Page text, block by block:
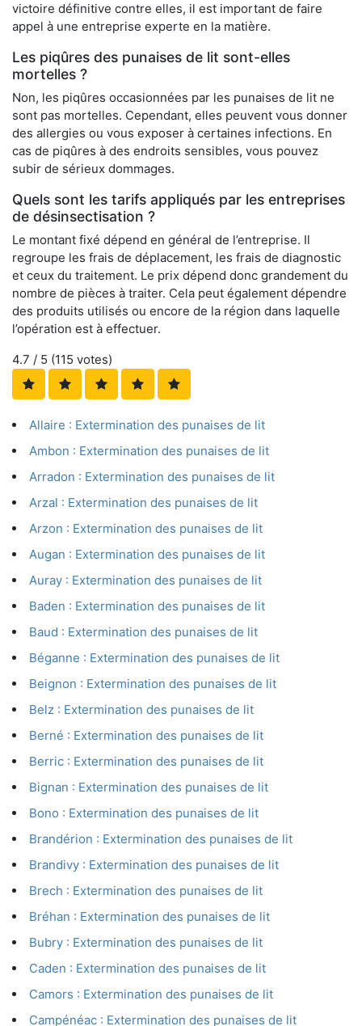
victoire définitive contre elles, il est important de faire
appel à une entreprise experte en la matière.
Les piqûres des punaises de lit sont-elles
mortelles ?
Non, les piqûres occasionnées par les punaises de lit ne
sont pas mortelles. Cependant, elles peuvent vous donner
des allergies ou vous exposer à certaines infections. En
cas de piqûres à des endroits sensibles, vous pouvez
subir de sérieux dommages.
Quels sont les tarifs appliqués par les entreprises
de désinsectisation ?
Le montant fixé dépend en général de l’entreprise. Il
regroupe les frais de déplacement, les frais de diagnostic
et ceux du traitement. Le prix dépend donc grandement du
nombre de pièces à traiter. Cela peut également dépendre
des produits utilisés ou encore de la région dans laquelle
l’opération est à effectuer.
4.7 / 5 (115 votes)
Allaire : Extermination des punaises de lit
Ambon : Extermination des punaises de lit
Arradon : Extermination des punaises de lit
Arzal : Extermination des punaises de lit
Arzon : Extermination des punaises de lit
Augan : Extermination des punaises de lit
Auray : Extermination des punaises de lit
Baden : Extermination des punaises de lit
Baud : Extermination des punaises de lit
Béganne : Extermination des punaises de lit
Beignon : Extermination des punaises de lit
Belz : Extermination des punaises de lit
Berné : Extermination des punaises de lit
Berric : Extermination des punaises de lit
Bignan : Extermination des punaises de lit
Bono : Extermination des punaises de lit
Brandérion : Extermination des punaises de lit
Brandivy : Extermination des punaises de lit
Brech : Extermination des punaises de lit
Bréhan : Extermination des punaises de lit
Bubry : Extermination des punaises de lit
Caden : Extermination des punaises de lit
Camors : Extermination des punaises de lit
Campénéac : Extermination des punaises de lit